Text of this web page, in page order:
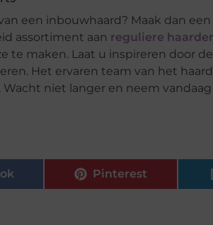
een inbouwhaard? Maak dan
assortiment aan reguliere
te maken. Laat u inspireren door
Het ervaren team van het
niet langer en neem
Pinterest